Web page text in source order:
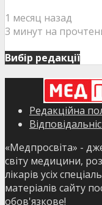
1 месяц назад
3 минут на
Вибір редакції
Редакційна
«Медпросвіта» -
світу медицини,
лікарів усіх
матеріалів сайту
обов'язкове!